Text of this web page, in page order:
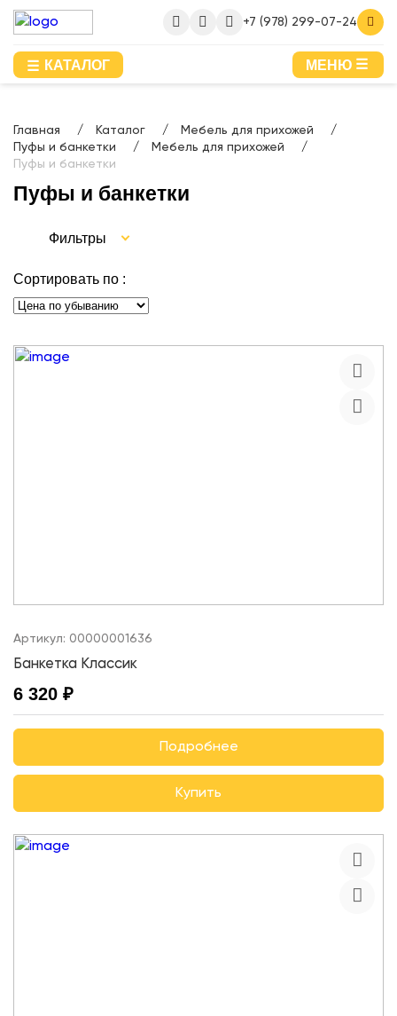
+7 (978) 299-07-24
КАТАЛОГ МЕНЮ
Главная Каталог
Мебель для прихожей
Пуфы и банкетки
Мебель для прихожей
Пуфы и банкетки
Пуфы и банкетки
Фильтры
Сортировать по :
Артикул: 00000001636
Банкетка Классик
6 320 ₽
Подробнее
Купить